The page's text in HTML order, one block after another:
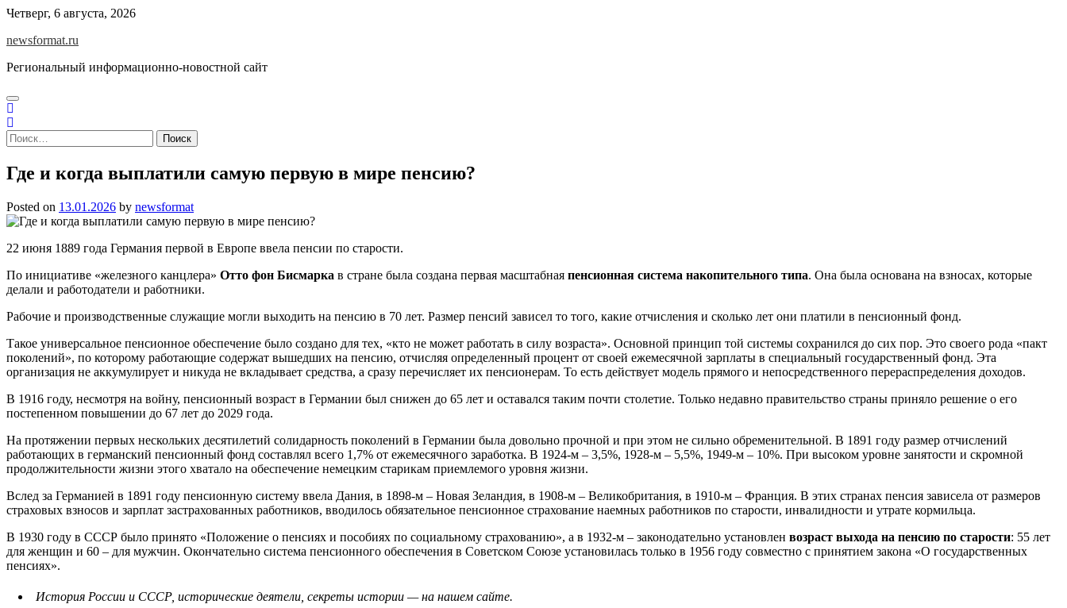
Skip
content
Четверг, 6 августа, 2026
newsformat.ru
Региональный информационно-новостной сайт
Найти:
Где и когда выплатили самую первую в мире пенсию?
Posted on 13.01.2026 by newsformat
22 июня 1889 года Германия первой в Европе ввела пенсии по старости.
По инициативе «железного канцлера» Отто фон Бисмарка в стране была создана первая масштабная пенсионная система накопительного типа. Она была основана на взносах, которые
делали и работодатели и работники.
Рабочие и производственные служащие могли выходить на пенсию в 70 лет. Размер пенсий зависел то того, какие отчисления и сколько лет они платили в пенсионный фонд.
Такое универсальное пенсионное обеспечение было создано для тех, «кто не может работать в силу возраста». Основной принцип той системы сохранился до сих пор. Это своего рода «пакт
поколений», по которому работающие содержат вышедших на пенсию, отчисляя определенный процент от своей ежемесячной зарплаты в специальный государственный фонд. Эта
организация не аккумулирует и никуда не вкладывает средства, а сразу перечисляет их пенсионерам. То есть действует модель прямого и непосредственного перераспределения доходов.
В 1916 году, несмотря на войну, пенсионный возраст в Германии был снижен до 65 лет и оставался таким почти столетие. Только недавно правительство страны приняло решение о его
постепенном повышении до 67 лет до 2029 года.
На протяжении первых нескольких десятилетий солидарность поколений в Германии была довольно прочной и при этом не сильно обременительной. В 1891 году размер отчислений
работающих в германский пенсионный фонд составлял всего 1,7% от ежемесячного заработка. В 1924-м – 3,5%, 1928-м – 5,5%, 1949-м – 10%. При высоком уровне занятости и скромной
продолжительности жизни этого хватало на обеспечение немецким старикам приемлемого уровня жизни.
Вслед за Германией в 1891 году пенсионную систему ввела Дания, в 1898-м – Новая Зеландия, в 1908-м – Великобритания, в 1910-м – Франция. В этих странах пенсия зависела от размеров
страховых взносов и зарплат застрахованных работников, вводилось обязательное пенсионное страхование наемных работников по старости, инвалидности и утрате кормильца.
В 1930 году в СССР было принято «Положение о пенсиях и пособиях по социальному страхованию», а в 1932-м – законодательно установлен возраст выхода на пенсию по старости: 55 лет
для женщин и 60 – для мужчин. Окончательно система пенсионного обеспечения в Советском Союзе установилась только в 1956 году совместно с принятием закона «О государственных
пенсиях».
История России и СССР, исторические деятели, секреты истории — на нашем сайте.